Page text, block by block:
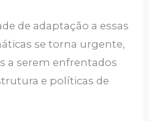
de adaptação a essas
se torna urgente,
a serem enfrentados
e políticas de